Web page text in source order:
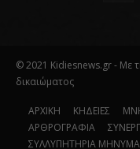
© 2021 Kidiesnews.gr - Με
δικαιώματος
ΑΡΧΙΚΗ ΚΗΔΕΙΕΣ
ΑΡΘΡΟΓΡΑΦΙΑ
ΣΥΛΛΥΠΗΤΗΡΙΑ